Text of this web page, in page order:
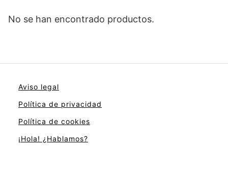
No se han encontrado productos.
Aviso legal
Política de privacidad
Política de cookies
¡Hola! ¿Hablamos?